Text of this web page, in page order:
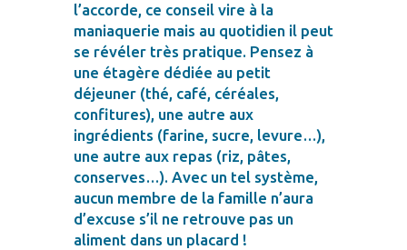
l’accorde, ce conseil vire à la
maniaquerie mais au quotidien il peut
se révéler très pratique. Pensez à
une étagère dédiée au petit
déjeuner (thé, café, céréales,
confitures), une autre aux
ingrédients (farine, sucre, levure…),
une autre aux repas (riz, pâtes,
conserves…). Avec un tel système,
aucun membre de la famille n’aura
d’excuse s’il ne retrouve pas un
aliment dans un placard !